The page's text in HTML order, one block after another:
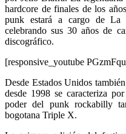
hardcore de finales de los
punk estará a cargo de La
celebrando sus 30 años de
discográfico.
[responsive_youtube
Desde Estados Unidos
desde 1998 se caracteriza
poder del punk rockabilly
bogotana Triple X.